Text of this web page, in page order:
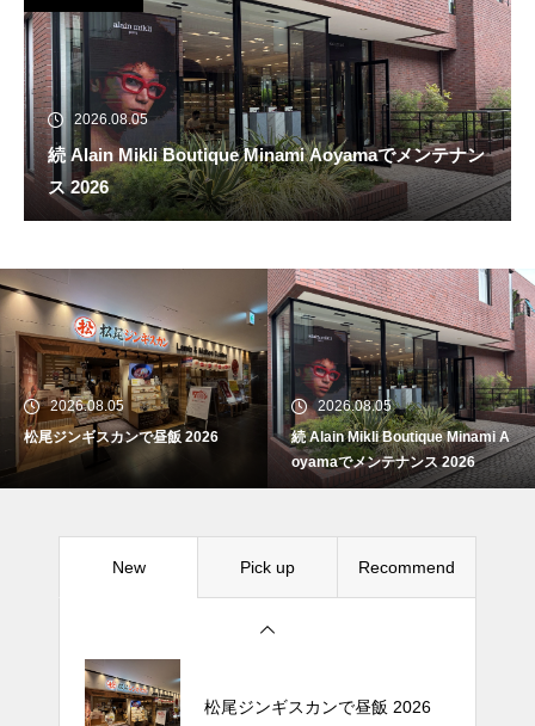
2026.08.05
続 Alain Mikli Boutique Minami Aoyamaでメンテナン
ス 2026
2026.08.05
松尾ジンギスカンで昼飯 2026
2026.08.05
続 Alain Mikli Boutique Minami A
oyamaでメンテナンス 2026
New Pick up Recommend
松尾ジンギスカンで昼飯 2026
続 Alain Mikli Boutique Minami A
oyamaでメンテナンス 2026
牛兵衛 草庵 西武渋谷が閉店する
ので最後の昼飯 2026
松尾ジンギスカンで昼飯 2026